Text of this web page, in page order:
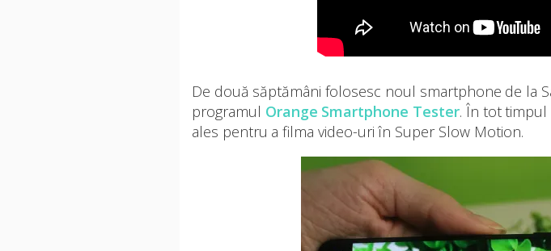
De două săptămâni folosesc noul smartphone de la
programul Orange Smartphone Tester. În tot timpul
ales pentru a filma video-uri în Super Slow Motion.